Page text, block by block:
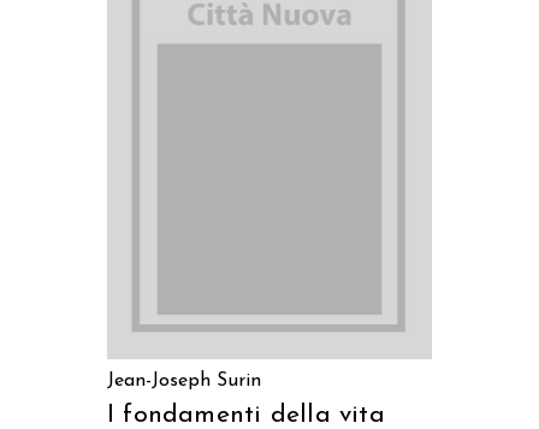
Jean-Joseph Surin
I fondamenti della vita